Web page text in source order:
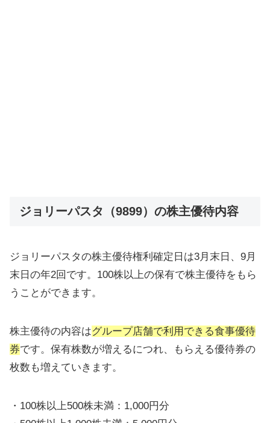
ジョリーパスタ（9899）の株主優待内容
ジョリーパスタの株主優待権利確定日は3月末日、9月
末日の年2回です。100株以上の保有で株主優待をもら
うことができます。
株主優待の内容はグループ店舗で利用できる食事優待
券です。保有株数が増えるにつれ、もらえる優待券の
枚数も増えていきます。
・100株以上500株未満：1,000円分